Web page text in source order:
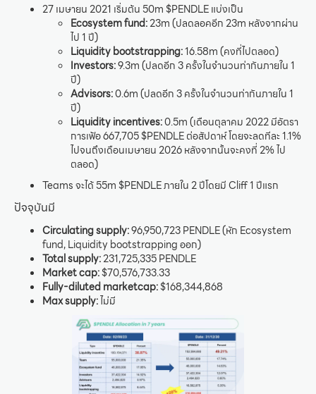
27 เมษายน 2021 เริ่มต้น 50m $PENDLE แบ่งเป็น
Ecosystem fund:23m (ปลดลอคอีก 23m หลังจากผ่าน
ไป 1 ปี)
Liquidity bootstrapping:16.58m (คงที่ไปตลอด)
Investors:9.3m (ปลดอีก 3 ครั้งในจำนวนท่ากันภายใน 1
ปี)
Advisors:0.6m (ปลดอีก 3 ครั้งในจำนวนท่ากันภายใน 1
ปี)
Liquidity incentives:0.5m (เดือนตุลาคม 2022 มีอัตรา
การเฟ้อ 667,705 $PENDLE ต่อสัปดาห์ โดยจะลดทีละ 1.1%
ไปจนถึงเดือนเมษายน 2026 หลังจากนั้นจะคงที่ 2% ไป
ตลอด)
Teams จะได้ 55m $PENDLE ภายใน 2 ปีโดยมี Cliff 1 ปีแรก
ปัจจุบันมี
Circulating supply:96,950,723 PENDLE (หัก Ecosystem
fund, Liquidity bootstrapping ออก)
Total supply:231,725,335 PENDLE
Market cap:$70,576,733.33
Fully-diluted marketcap:$168,344,868
Max supply:ไม่มี